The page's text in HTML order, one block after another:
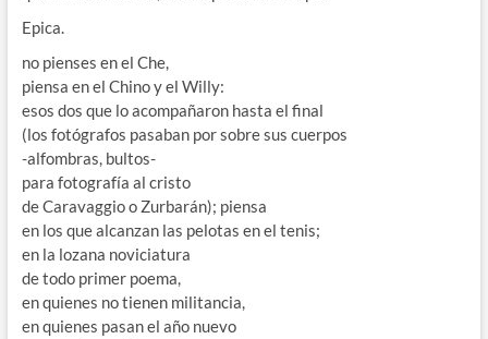
Epica.
no pienses en el Che,
piensa en el Chino y el Willy:
esos dos que lo acompañaron hasta el final
(los fotógrafos pasaban por sobre sus cuerpos
-alfombras, bultos-
para fotografía al cristo
de Caravaggio o Zurbarán); piensa
en los que alcanzan las pelotas en el tenis;
en la lozana noviciatura
de todo primer poema,
en quienes no tienen militancia,
en quienes pasan el año nuevo